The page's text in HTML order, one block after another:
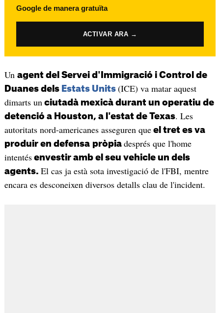
Google de manera gratuïta
ACTIVAR ARA →
Un agent del Servei d'Immigració i Control de
Duanes dels Estats Units (ICE) va matar aquest
dimarts un ciutadà mexicà durant un operatiu de
detenció a Houston, a l'estat de Texas. Les
autoritats nord-americanes asseguren queel tret es va
produir en defensa pròpia després que l'home
intentésenvestir amb el seu vehicle un dels
agents. El cas ja està sota investigació de l'FBI, mentre
encara es desconeixen diversos detalls clau de l'incident.